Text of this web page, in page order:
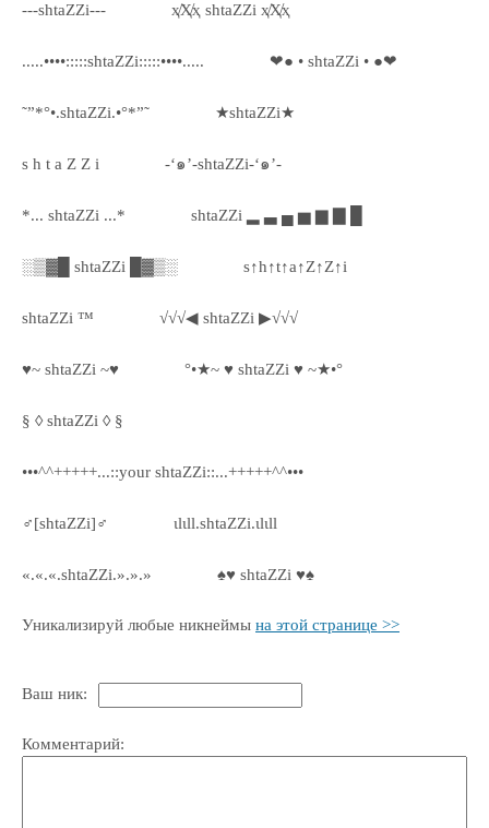
---shtaZZi--- ҳ̸Ҳ̸ҳ shtaZZi ҳ̸Ҳ̸ҳ
.....••••:::::shtaZZi:::::••••..... ❤● • shtaZZi • ●❤
˜”*°•.shtaZZi.•°*”˜ ★shtaZZi★
s h t a Z Z i -‘๑’-shtaZZi-‘๑’-
*... shtaZZi ...* shtaZZi ▂ ▃ ▄ ▅ ▆ ▇ █
░▒▓█ shtaZZi █▓▒░ s↑h↑t↑a↑Z↑Z↑i
shtaZZi ™ √√√◀ shtaZZi ▶√√√
♥~ shtaZZi ~♥ °•★~ ♥ shtaZZi ♥ ~★•°
§ ◊ shtaZZi ◊ §
•••^^+++++...::your shtaZZi::...+++++^^•••
♂[shtaZZi]♂ ιlιll.shtaZZi.ιlιll
«.«.«.shtaZZi.».».» ♠♥ shtaZZi ♥♠
Уникализируй любые никнеймы на этой странице >>
Ваш ник:
Комментарий: